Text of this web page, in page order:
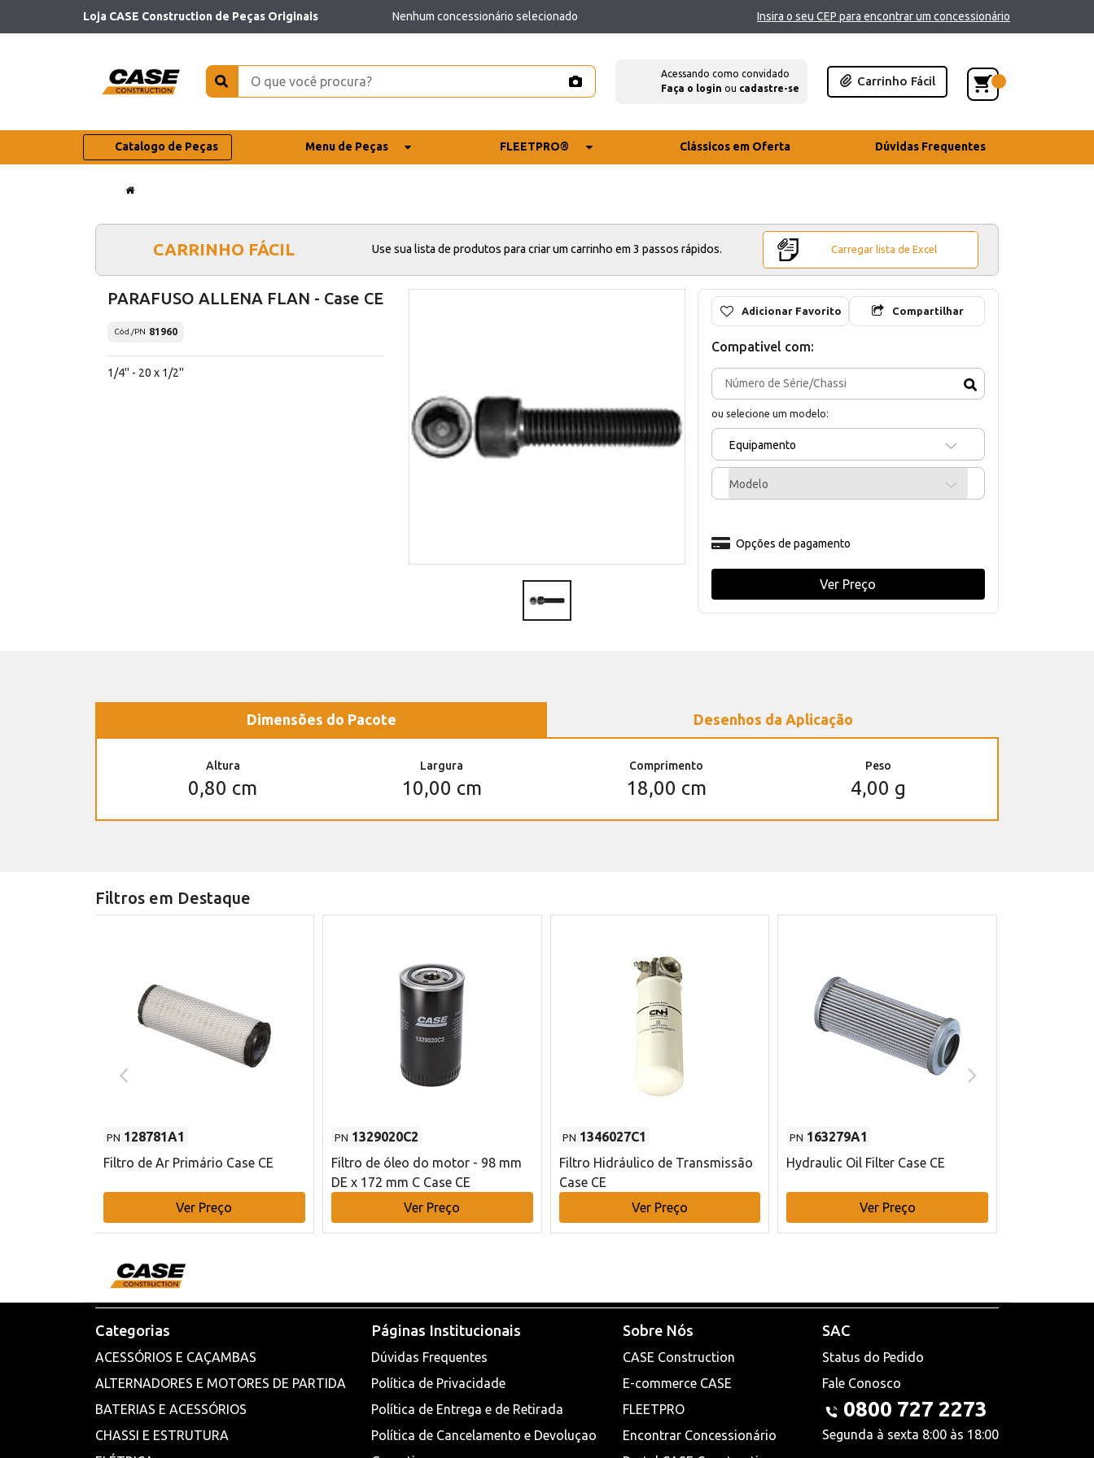
Loja CASE Construction de Peças Originais Nenhum concessionário selecionado Insira o seu CEP para encontrar um concessionário
Acessando como convidado
Faça o login ou cadastre-se
Carrinho Fácil
Catalogo de Peças Menu de Peças FLEETPRO® Clássicos em Oferta Dúvidas Frequentes
CARRINHO FÁCIL Use sua lista de produtos para criar um carrinho em 3 passos rápidos. Carregar lista de Excel
PARAFUSO ALLENA FLAN - Case CE
Cód./PN 81960
1/4'' - 20 x 1/2''
Adicionar Favorito Compartilhar
Compativel com:
ou selecione um modelo:
Equipamento
Modelo
Opções de pagamento
Ver Preço
Dimensões do Pacote Desenhos da Aplicação
Altura
0,80 cm
Largura
10,00 cm
Comprimento
18,00 cm
Peso
4,00 g
Filtros em Destaque
PN 128781A1
Filtro de Ar Primário Case CE
Ver Preço
PN 1329020C2
Filtro de óleo do motor - 98 mm
DE x 172 mm C Case CE
Ver Preço
PN 1346027C1
Filtro Hidráulico de Transmissão
Case CE
Ver Preço
PN 163279A1
Hydraulic Oil Filter Case CE
Ver Preço
Categorias
ACESSÓRIOS E CAÇAMBAS
ALTERNADORES E MOTORES DE PARTIDA
BATERIAS E ACESSÓRIOS
CHASSI E ESTRUTURA
Páginas Institucionais
Dúvidas Frequentes
Política de Privacidade
Política de Entrega e de Retirada
Política de Cancelamento e Devoluçao
Sobre Nós
CASE Construction
E-commerce CASE
FLEETPRO
Encontrar Concessionário
SAC
Status do Pedido
Fale Conosco
0800 727 2273
Segunda à sexta 8:00 às 18:00